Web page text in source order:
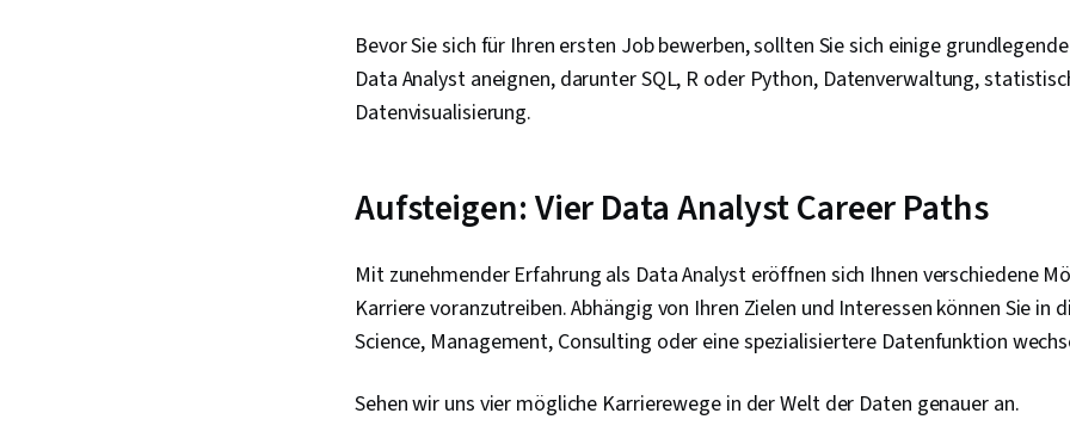
Inferenz,
Software,
Statistik,
Google
Analyse,
Bevor Sie sich für Ihren ersten Job bewerben, sollten Sie sich einige
Data Analyst aneignen, darunter SQL, R oder Python, Datenverwaltung,
Datenvisualisierung.
Aufsteigen: Vier Data Analyst Career Paths
Mit zunehmender Erfahrung als Data Analyst eröffnen sich Ihnen verschiedene
Karriere voranzutreiben. Abhängig von Ihren Zielen und Interessen können Sie in
Science, Management, Consulting oder eine spezialisiertere Datenfunktion
Sehen wir uns vier mögliche Karrierewege in der Welt der Daten genauer an.